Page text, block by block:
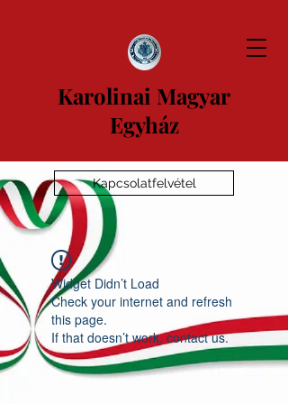
Karolinai Magyar
Egyház
Kapcsolatfelvétel
Widget Didn’t Load
Check your internet and refresh
this page.
If that doesn’t work, contact us.